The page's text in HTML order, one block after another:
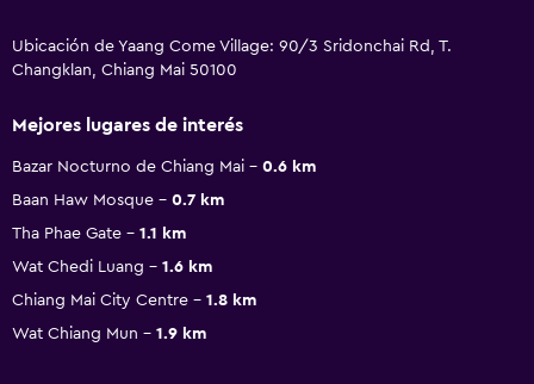
Ubicación de Yaang Come Village: 90/3 Sridonchai Rd, T.
Changklan, Chiang Mai 50100
Mejores lugares de interés
Bazar Nocturno de Chiang Mai
0.6 km
Baan Haw Mosque
0.7 km
Tha Phae Gate
1.1 km
Wat Chedi Luang
1.6 km
Chiang Mai City Centre
1.8 km
Wat Chiang Mun
1.9 km